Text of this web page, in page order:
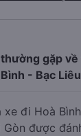
gặp
- Bạc Liêu
xe đi Hoà
Gòn được